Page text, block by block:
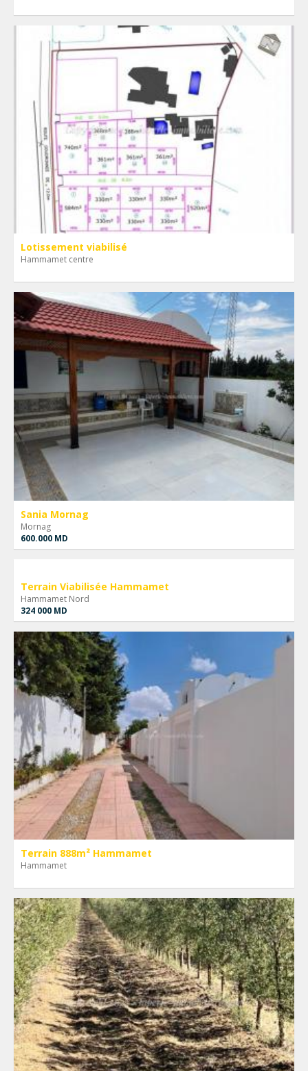
Lotissement viabilisé
Hammamet centre
Sania Mornag
Mornag
600.000 MD
Terrain Viabilisée Hammamet
Hammamet Nord
324 000 MD
Terrain 888m² Hammamet
Hammamet